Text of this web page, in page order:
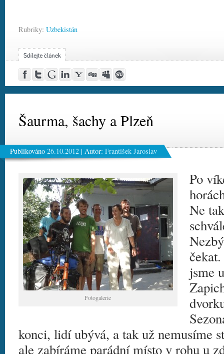
Rubriky: Uzbekistán
PostShareGoogleShareYahoo!
DiggMySpace
Stumble
Šaurma, šachy a Plzeň
Publikováno 26.10.2012 | Autor: František Jaroslav
Fotogalerie
Po
Ne
jsme
konci, lidí ubývá, a tak už nemusíme
ale zabíráme parádní místo v rohu u